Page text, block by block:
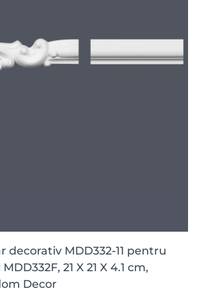
decorativ MDD332-11 pentru
21 X 21 X 4.1 cm,
Decor